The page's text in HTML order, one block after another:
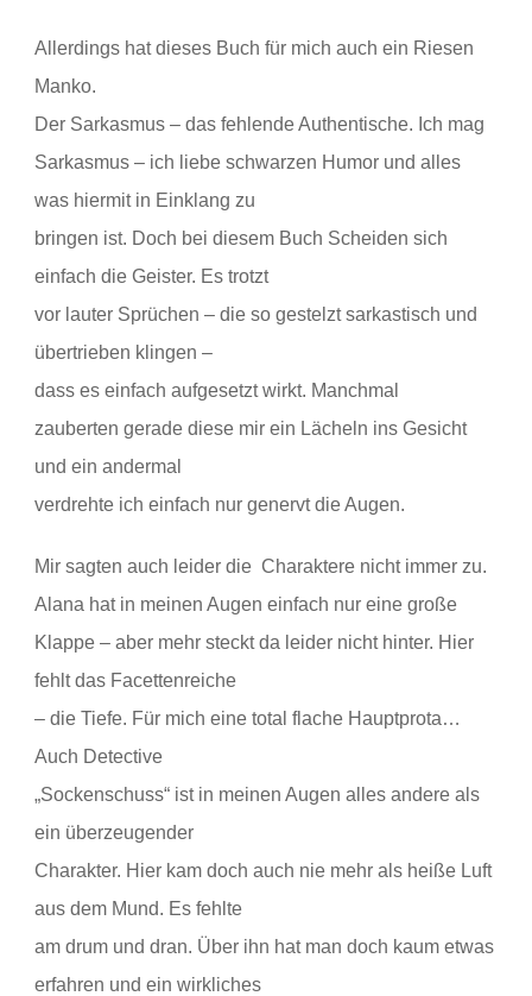
Allerdings hat dieses Buch für mich auch ein Riesen
Manko.
Der Sarkasmus – das fehlende Authentische. Ich mag
Sarkasmus – ich liebe schwarzen Humor und alles
was hiermit in Einklang zu
bringen ist. Doch bei diesem Buch Scheiden sich
einfach die Geister. Es trotzt
vor lauter Sprüchen – die so gestelzt sarkastisch und
übertrieben klingen –
dass es einfach aufgesetzt wirkt. Manchmal
zauberten gerade diese mir ein Lächeln ins Gesicht
und ein andermal
verdrehte ich einfach nur genervt die Augen.
Mir sagten auch leider die Charaktere nicht immer zu.
Alana hat in meinen Augen einfach nur eine große
Klappe – aber mehr steckt da leider nicht hinter. Hier
fehlt das Facettenreiche
– die Tiefe. Für mich eine total flache Hauptprota…
Auch Detective
„Sockenschuss“ ist in meinen Augen alles andere als
ein überzeugender
Charakter. Hier kam doch auch nie mehr als heiße Luft
aus dem Mund. Es fehlte
am drum und dran. Über ihn hat man doch kaum etwas
erfahren und ein wirkliches